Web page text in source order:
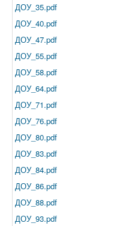
ДОУ_35.pdf
ДОУ_40.pdf
ДОУ_47.pdf
ДОУ_55.pdf
ДОУ_58.pdf
ДОУ_64.pdf
ДОУ_71.pdf
ДОУ_76.pdf
ДОУ_80.pdf
ДОУ_83.pdf
ДОУ_84.pdf
ДОУ_86.pdf
ДОУ_88.pdf
ДОУ_93.pdf